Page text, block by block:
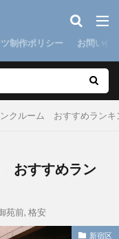
制作ポリシー お問い合
クルーム おすすめランキ
おすすめラン
苑前, 格安
新宿区